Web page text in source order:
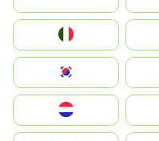
South Korea